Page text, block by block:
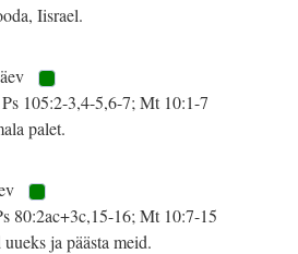
Iisrael.
105:2-3,4-5,6-7; Mt 10:1-7
palet.
80:2ac+3c,15-16; Mt 10:7-15
ja päästa meid.